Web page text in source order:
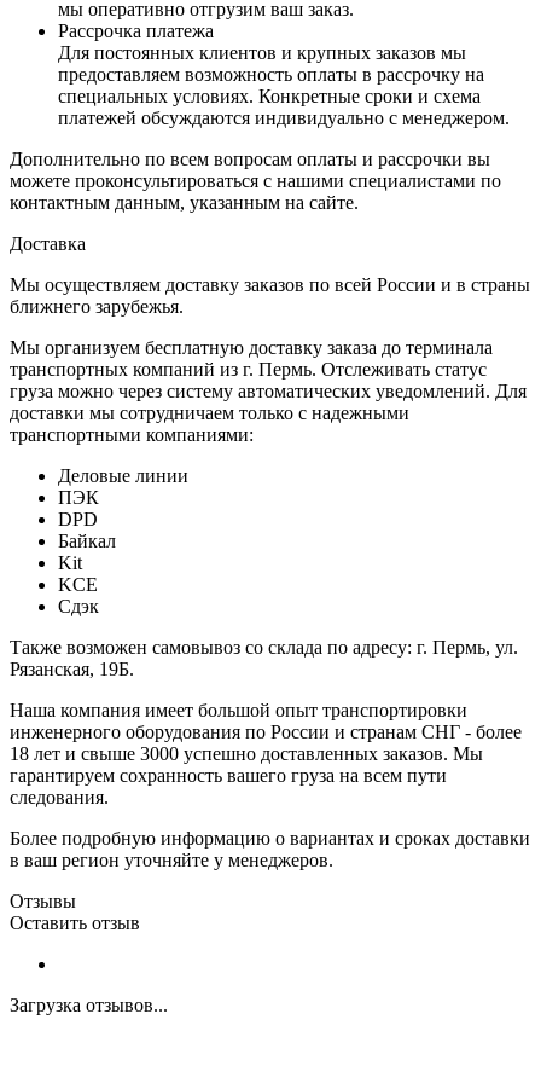
мы оперативно отгрузим ваш заказ.
Рассрочка платежа
Для постоянных клиентов и крупных заказов мы
предоставляем возможность оплаты в рассрочку на
специальных условиях. Конкретные сроки и схема
платежей обсуждаются индивидуально с менеджером.
Дополнительно по всем вопросам оплаты и рассрочки вы
можете проконсультироваться с нашими специалистами по
контактным данным, указанным на сайте.
Доставка
Мы осуществляем доставку заказов по всей России и в страны
ближнего зарубежья.
Мы организуем бесплатную доставку заказа до терминала
транспортных компаний из г. Пермь. Отслеживать статус
груза можно через систему автоматических уведомлений. Для
доставки мы сотрудничаем только с надежными
транспортными компаниями:
Деловые линии
ПЭК
DPD
Байкал
Kit
KCE
Сдэк
Также возможен самовывоз со склада по адресу: г. Пермь, ул.
Рязанская, 19Б.
Наша компания имеет большой опыт транспортировки
инженерного оборудования по России и странам СНГ - более
18 лет и свыше 3000 успешно доставленных заказов. Мы
гарантируем сохранность вашего груза на всем пути
следования.
Более подробную информацию о вариантах и сроках доставки
в ваш регион уточняйте у менеджеров.
Отзывы
Оставить отзыв
Загрузка отзывов...